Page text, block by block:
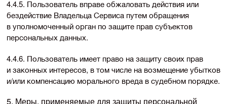
4.4.5. Пользователь вправе обжаловать действия или
бездействие Владельца Сервиса путем обращения
в уполномоченный орган по защите прав субъектов
персональных данных.
4.4.6. Пользователь имеет право на защиту своих прав
и законных интересов, в том числе на возмещение убытков
и/или компенсацию морального вреда в судебном порядке.
5. Меры, применяемые для защиты персональной